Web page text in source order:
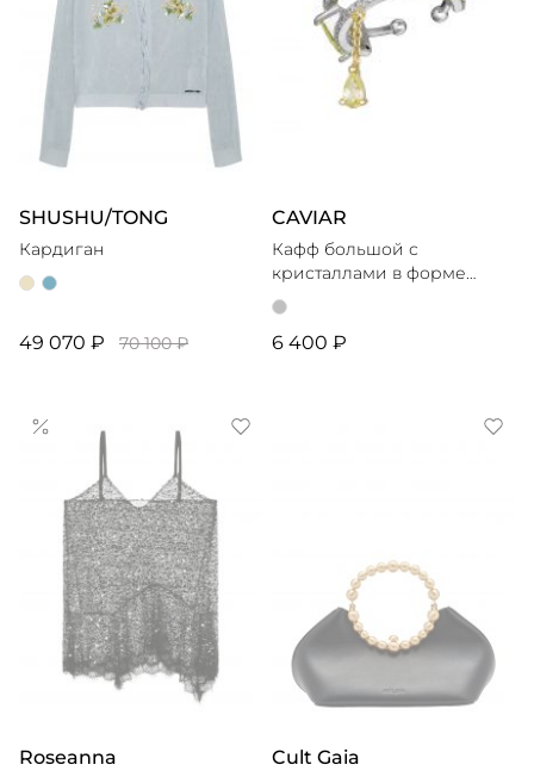
SHUSHU/TONG
Кардиган
49 070 ₽ 70 100 ₽
CAVIAR
Кафф большой с
кристаллами в форме
капли
6 400 ₽
Roseanna Cult Gaia